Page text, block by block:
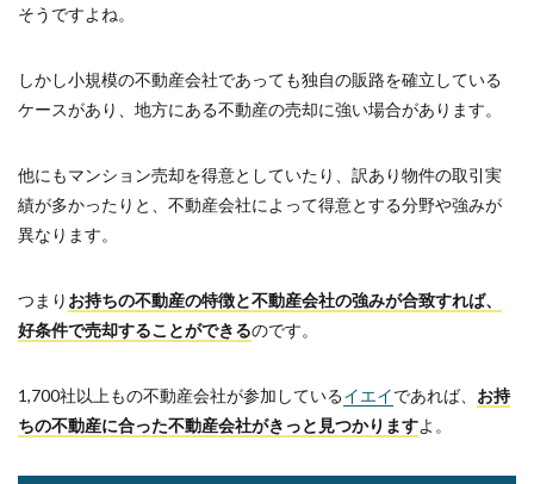
そうですよね。
しかし小規模の不動産会社であっても独自の販路を確立している
ケースがあり、地方にある不動産の売却に強い場合があります。
他にもマンション売却を得意としていたり、訳あり物件の取引実
績が多かったりと、不動産会社によって得意とする分野や強みが
異なります。
つまり お持ちの不動産の特徴と不動産会社の強みが合致すれば、
好条件で売却することができるのです。
1,700社以上もの不動産会社が参加しているイエイであれば、 お持
ちの不動産に合った不動産会社がきっと見つかりますよ。